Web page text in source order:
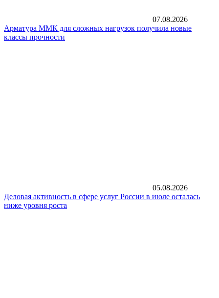
07.08.2026
Арматура ММК для сложных нагрузок получила новые
классы прочности
05.08.2026
Деловая активность в сфере услуг России в июле осталась
ниже уровня роста